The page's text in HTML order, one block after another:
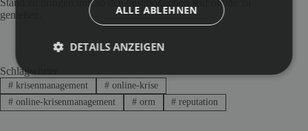
Stand zu bringen und so den bestmöglichen Ruf online zu
genießen.
Schlagwörter
#krisenmanagement #online-krise
#online-krisenmanagement #orm # reputation
ALLE ABLEHNEN
DETAILS ANZEIGEN